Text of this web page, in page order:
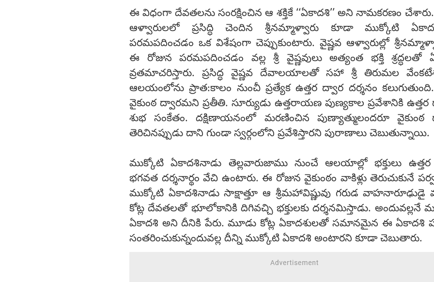
ఈ విధంగా దేవతలను సంరక్షించిన ఆ శక్తికే ‘‘ఏకాదశి’’ అని నామకరణం చేశారు.
ఆళ్వారులలో ప్రసిద్ధి చెందిన శ్రీనమ్మాళ్వారు కూడా ముక్కోటి
పరమపదించడం ఒక విశేషంగా చెప్పుకుంటారు. వైష్ణవ ఆళ్వారుల్లో
ఈ రోజున పరమపదించడం వల్ల శ్రీ వైష్ణవులు అత్యంత భక్తి శ్రద్ధలతో
వ్రతమాచరిస్తారు. ప్రసిద్ధ వైష్ణవ దేవాలయాలతో సహా శ్రీ తిరుమల
ఆలయంలోను ప్రాత:కాలం నుంచీ ప్రత్యేక ఉత్తర ద్వార దర్శనం
వైకుంఠ ద్వారమని ప్రతీతి. సూర్యుడు ఉత్తరాయణ పుణ్యకాల ప్రవేశానికి ఉత్తర
శుభ సంకేతం. దక్షిణాయనంలో మరణించిన పుణ్యాత్ములందరూ వైకుంఠ
తెరిచినప్పుడు దాని గుండా స్వర్గంలోని ప్రవేశిస్తారని పురాణాలు చెబుతున్నాయి.
ముక్కోటి ఏకాదశినాడు తెల్లవారుజాము నుంచే ఆలయాల్లో భక్తులు
భగవత దర్శనార్థం వేచి ఉంటారు. ఈ రోజున వైకుంఠం వాకిళ్లు తెరుచుకునే
ముక్కోటి ఏకాదశినాడు సాక్షాత్తూ ఆ శ్రీమహావిష్ణువు గరుడ వాహనారూఢుడై
కోట్ల దేవతలతో భూలోకానికి దిగివచ్చి భక్తులకు దర్శనమిస్తాడు. అందువల్లనే
ఏకాదశి అని దీనికి పేరు. మూడు కోట్ల ఏకాదశులతో సమానమైన ఈ ఏకాదశి
సంతరించుకున్నందువల్ల దీన్ని ముక్కోటి ఏకాదశి అంటారని కూడా చెబుతారు.